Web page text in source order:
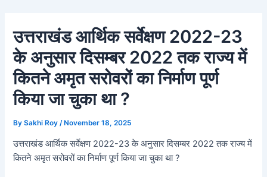
content
उत्तराखंड आर्थिक सर्वेक्षण 2022-23
के अनुसार दिसम्बर 2022 तक राज्य में
कितने अमृत सरोवरों का निर्माण पूर्ण
किया जा चुका था ?
BySakhi Roy /November 18, 2025
उत्तराखंड आर्थिक सर्वेक्षण 2022-23 के अनुसार दिसम्बर 2022 तक राज्य में
कितने अमृत सरोवरों का निर्माण पूर्ण किया जा चुका था ?